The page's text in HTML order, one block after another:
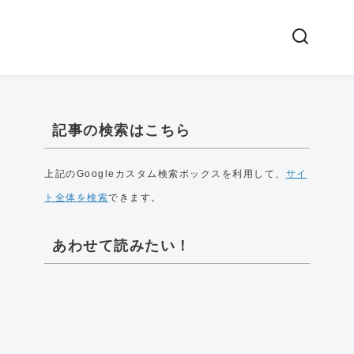
記事の検索はこちら
上記のGoogleカスタム検索ボックスを利用して、 サイ
ト全体を検索できます。
あわせて読みたい！